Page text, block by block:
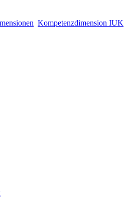
Kompetenzdimension IUK